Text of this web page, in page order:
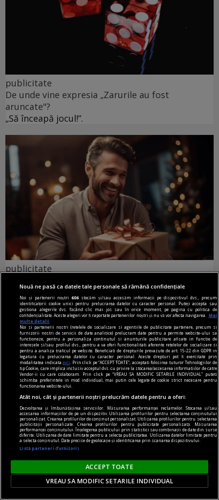
publicitate
De unde vine expresia „Zarurile au fost
aruncate"?
„Să înceapă jocul!”.
publicitate
le dăruiești, în funcție de relația dintre voi
Așa că, o idee bună este să notezi fiecare link pe
care ți-l trimite amicul tău, pentru a fi mai ușor
să îi găsești cadoul ideal.
publicitate
Aproximativ 33% dintre parfumurile masculine
Nouă ne pasă ca datele tale personale să rămână confidențiale
Noi și partenerii noștri606 stocăm și/sau accesăm informații pe dispozitivul dvs., precum
identificatorii cookie unici pentru prelucrarea datelor cu caracter personal. Puteți accepta sau
gestiona alegerile dvs. făcând clic mai jos sau în orice moment, pe pagina cu politica de
confidențialitate. Aceste alegeri vor fi raportate partenerilor noștri și nu vă vor afecta navigarea.
Mai
multe detalii
Noi si partenerii nostri (retelele de socializare si agentiile de publicitate partenere, precum si
furnizorii nostri de servicii de date analitice) prelucram date pentru a permite website-ului sa
functioneze, pentru a personaliza continutul si anunturile publicitare afisate in functie de
interesele si/sau profilul dvs., pentru a va oferi functionalitati aferente retelelor de socializare si
pentru a analiza traficul pe website. Beneficiati de drepturile prevazute de art. 15-22 din GDPR in
legatura cu prelucrarea datelor cu caracter personal. Aceste drepturi pot fi exercitate prin
modalitatea indicataaici
. Prin click pe “ACCEPT TOATE”, acceptati folosirea tuturor Tehnologiilor de
tip Cookie, care implica inclusiv acceptul dvs. cu privire la stocarea/accesarea informatiilor de catre
Vendor-ii cu care colaboram. Prin click pe “VREAU SA MODIFIC SETARILE INDIVIDUAL” puteti
schimba preferintele in mod individual, mai putin cele legate de cookie strict necesare pentru
functionarea website-ului.
Atât noi, cât și partenerii noștri prelucrăm datele pentru a oferi:
Dezvoltarea și îmbunătățirea serviciilor. Măsurarea performanței reclamelor. Stocarea și/sau
accesarea informațiilor de pe un dispozitiv. Utilizarea profilurilor pentru selectarea conținutului
personalizat. Crearea profilurilor de conținut personalizat. Utilizarea profilurilor pentru selectarea
publicității personalizate. Crearea profilurilor pentru publicitate personalizată. Măsurarea
performanței conținutului. Înțelegerea publicului prin statistici sau combinații de date din surse
diferite. Utilizarea de date limitate pentru a selecta publicitatea. Utilizarea datelor limitate pentru
a selecta conținutul. Date precise de geolocație și identificarea prin scanarea dispozitivului.
Listă parteneri (furnizori)
ACCEPT TOATE
VREAU SA MODIFIC SETARILE INDIVIDUAL